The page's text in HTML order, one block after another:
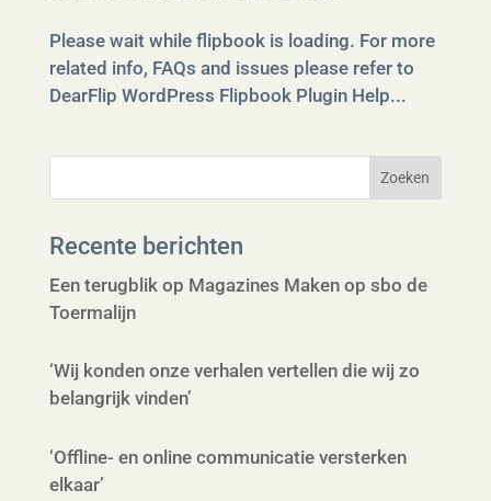
Please wait while flipbook is loading. For more
related info, FAQs and issues please refer to
DearFlip WordPress Flipbook Plugin Help...
Recente berichten
Een terugblik op Magazines Maken op sbo de
Toermalijn
‘Wij konden onze verhalen vertellen die wij zo
belangrijk vinden’
‘Offline- en online communicatie versterken
elkaar’